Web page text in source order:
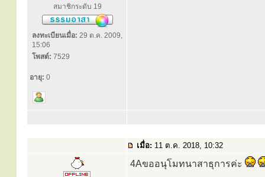
สมาชิกระดับ 19
ลงทะเบียนเมื่อ: 29 ต.ค. 2009,
15:06
โพสต์: 7529
อายุ: 0
เมื่อ: 11 ต.ค. 2018, 10:32
4Aขออนุโมทนาสาธุการค่ะ